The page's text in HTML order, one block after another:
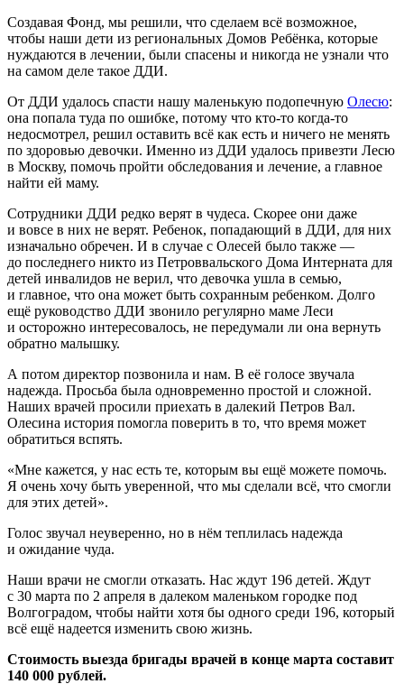
Создавая Фонд, мы решили, что сделаем всё возможное,
чтобы наши дети из региональных Домов Ребёнка, которые
нуждаются в лечении, были спасены и никогда не узнали что
на самом деле такое ДДИ.
От ДДИ удалось спасти нашу маленькую подопечную Олесю:
она попала туда по ошибке, потому что кто-то когда-то
недосмотрел, решил оставить всё как есть и ничего не менять
по здоровью девочки. Именно из ДДИ удалось привезти Лесю
в Москву, помочь пройти обследования и лечение, а главное
найти ей маму.
Сотрудники ДДИ редко верят в чудеса. Скорее они даже
и вовсе в них не верят. Ребенок, попадающий в ДДИ, для них
изначально обречен. И в случае с Олесей было также —
до последнего никто из Петроввальского Дома Интерната для
детей инвалидов не верил, что девочка ушла в семью,
и главное, что она может быть сохранным ребенком. Долго
ещё руководство ДДИ звонило регулярно маме Леси
и осторожно интересовалось, не передумали ли она вернуть
обратно малышку.
А потом директор позвонила и нам. В её голосе звучала
надежда. Просьба была одновременно простой и сложной.
Наших врачей просили приехать в далекий Петров Вал.
Олесина история помогла поверить в то, что время может
обратиться вспять.
«Мне кажется, у нас есть те, которым вы ещё можете помочь.
Я очень хочу быть уверенной, что мы сделали всё, что смогли
для этих детей».
Голос звучал неуверенно, но в нём теплилась надежда
и ожидание чуда.
Наши врачи не смогли отказать. Нас ждут 196 детей. Ждут
с 30 марта по 2 апреля в далеком маленьком городке под
Волгоградом, чтобы найти хотя бы одного среди 196, который
всё ещё надеется изменить свою жизнь.
Стоимость выезда бригады врачей в конце марта составит
140 000 рублей.